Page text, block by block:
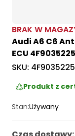
BRAK W
Audi A6 C6
ECU
SKU:
Produkt z
Stan:Używany